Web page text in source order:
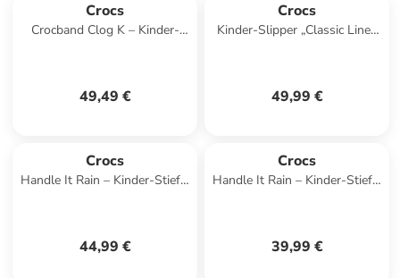
Crocs
Crocband Clog K – Kinder-
49,49 €
Crocs
Kinder-Slipper „Classic Lined
49,99 €
Crocs
Handle It Rain – Kinder-Stiefel
44,99 €
Crocs
Handle It Rain – Kinder-Stiefel
39,99 €